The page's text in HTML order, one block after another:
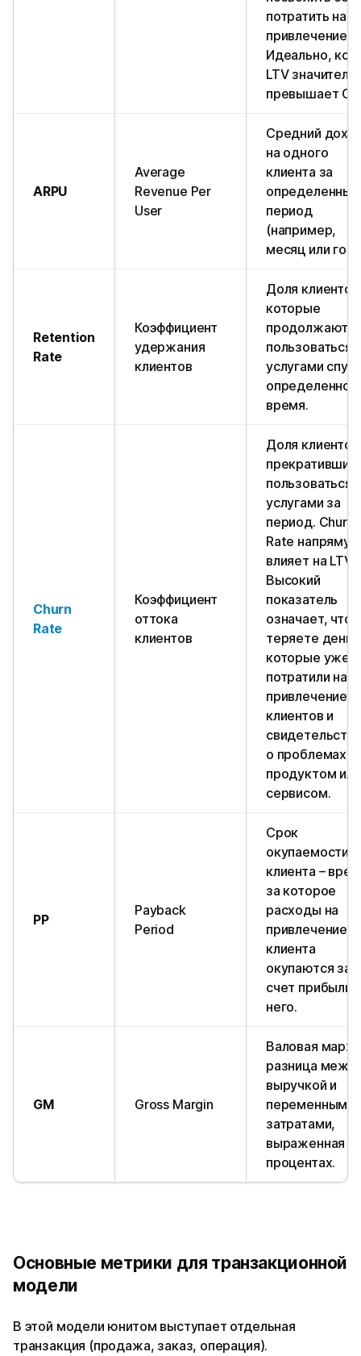
потратить на
привлечение.
Идеально,
LTV
превышает
ARPU
Average
Revenue Per
User
Средний
на одного
клиента за
определенный
период
(например,
месяц или
Retention
Rate
Коэффициент
удержания
клиентов
Доля
которые
продолжают
пользоваться
услугами
определенное
время.
Churn
Rate
Коэффициент
оттока
клиентов
Доля
прекративших
пользоваться
услугами за
период. Churn
Rate напрямую
влияет на LTV.
Высокий
показатель
означает, что
теряете
которые уже
потратили на
привлечение
клиентов и
о проблемах с
продуктом или
сервисом.
PP
Payback
Period
Срок
окупаемости
клиента –
за которое
расходы на
привлечение
клиента
окупаются за
счет прибыли
него.
GM Gross Margin
Валовая
разница
выручкой и
переменными
затратами,
выраженная в
процентах.
Основные метрики для транзакционной
модели
В этой модели юнитом выступает отдельная
транзакция (продажа, заказ, операция).